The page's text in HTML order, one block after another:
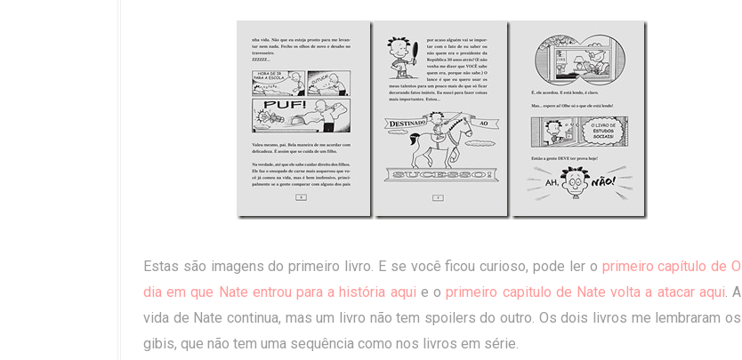
Estas são imagens do primeiro livro. E se você ficou curioso, pode ler o primeiro capítulo de O
dia em que Nate entrou para a história aqui e oprimeiro capitulo de Nate volta a atacar aqui. A
vida de Nate continua, mas um livro não tem spoilers do outro. Os dois livros me lembraram os
gibis, que não tem uma sequência como nos livros em série.